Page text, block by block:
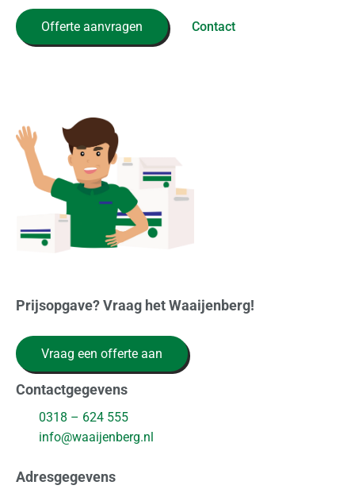
Offerte aanvragen Contact
Prijsopgave? Vraag het Waaijenberg!
Vraag een offerte aan
Contactgegevens
0318 – 624 555
info@waaijenberg.nl
Adresgegevens